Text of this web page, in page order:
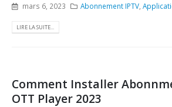
mars 6, 2023 Abonnement IPTV ,
LIRE LA SUITE...
Comment Installer
OTT Player 2023